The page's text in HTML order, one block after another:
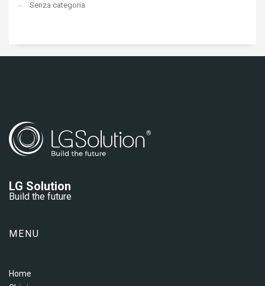
Senza categoria
LG Solution
Build the future
MENU
Home